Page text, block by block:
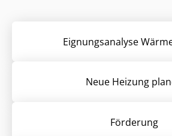
Eignungsanalyse
Neue Heizung
Förderung